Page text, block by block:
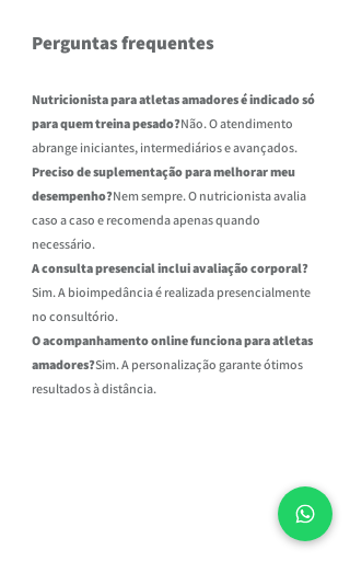
Perguntas frequentes
Nutricionista para atletas amadores é indicado só
para quem treina pesado?Não. O atendimento
abrange iniciantes, intermediários e avançados.
Preciso de suplementação para melhorar meu
desempenho?Nem sempre. O nutricionista avalia
caso a caso e recomenda apenas quando
necessário.
A consulta presencial inclui avaliação corporal?
Sim. A bioimpedância é realizada presencialmente
no consultório.
O acompanhamento online funciona para atletas
amadores?Sim. A personalização garante ótimos
resultados à distância.